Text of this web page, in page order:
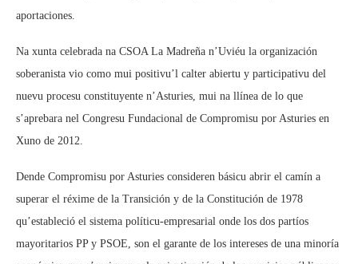
aportaciones.
Na xunta celebrada na CSOA La Madreña n’Uviéu la organización
soberanista vio como mui positivu’l calter abiertu y participativu del
nuevu procesu constituyente n’Asturies, mui na llínea de lo que
s’aprebara nel Congresu Fundacional de Compromisu por Asturies en
Xuno de 2012.
Dende Compromisu por Asturies consideren básicu abrir el camín a
superar el réxime de la Transición y de la Constitución de 1978
qu’estableció el sistema políticu-empresarial onde los dos partíos
mayoritarios PP y PSOE, son el garante de los intereses de una minoría